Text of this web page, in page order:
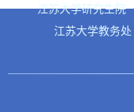
江苏大学研究生院
江苏大学教务处